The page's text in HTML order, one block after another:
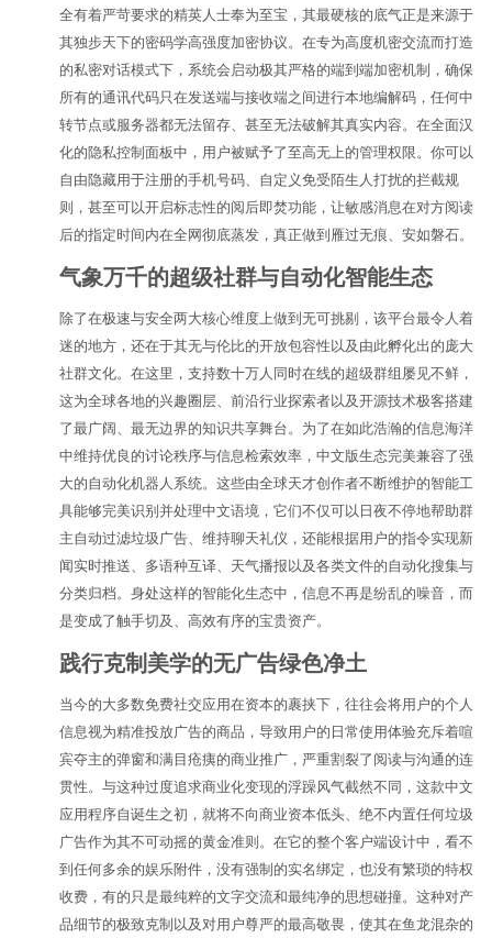
全有着严苛要求的精英人士奉为至宝，其最硬核的底气正是来源于
其独步天下的密码学高强度加密协议。在专为高度机密交流而打造
的私密对话模式下，系统会启动极其严格的端到端加密机制，确保
所有的通讯代码只在发送端与接收端之间进行本地编解码，任何中
转节点或服务器都无法留存、甚至无法破解其真实内容。在全面汉
化的隐私控制面板中，用户被赋予了至高无上的管理权限。你可以
自由隐藏用于注册的手机号码、自定义免受陌生人打扰的拦截规
则，甚至可以开启标志性的阅后即焚功能，让敏感消息在对方阅读
后的指定时间内在全网彻底蒸发，真正做到雁过无痕、安如磐石。
气象万千的超级社群与自动化智能生态
除了在极速与安全两大核心维度上做到无可挑剔，该平台最令人着
迷的地方，还在于其无与伦比的开放包容性以及由此孵化出的庞大
社群文化。在这里，支持数十万人同时在线的超级群组屡见不鲜，
这为全球各地的兴趣圈层、前沿行业探索者以及开源技术极客搭建
了最广阔、最无边界的知识共享舞台。为了在如此浩瀚的信息海洋
中维持优良的讨论秩序与信息检索效率，中文版生态完美兼容了强
大的自动化机器人系统。这些由全球天才创作者不断维护的智能工
具能够完美识别并处理中文语境，它们不仅可以日夜不停地帮助群
主自动过滤垃圾广告、维持聊天礼仪，还能根据用户的指令实现新
闻实时推送、多语种互译、天气播报以及各类文件的自动化搜集与
分类归档。身处这样的智能化生态中，信息不再是纷乱的噪音，而
是变成了触手切及、高效有序的宝贵资产。
践行克制美学的无广告绿色净土
当今的大多数免费社交应用在资本的裹挟下，往往会将用户的个人
信息视为精准投放广告的商品，导致用户的日常使用体验充斥着喧
宾夺主的弹窗和满目疮痍的商业推广，严重割裂了阅读与沟通的连
贯性。与这种过度追求商业化变现的浮躁风气截然不同，这款中文
应用程序自诞生之初，就将不向商业资本低头、绝不内置任何垃圾
广告作为其不可动摇的黄金准则。在它的整个客户端设计中，看不
到任何多余的娱乐附件，没有强制的实名绑定，也没有繁琐的特权
收费，有的只是最纯粹的文字交流和最纯净的思想碰撞。这种对产
品细节的极致克制以及对用户尊严的最高敬畏，使其在鱼龙混杂的